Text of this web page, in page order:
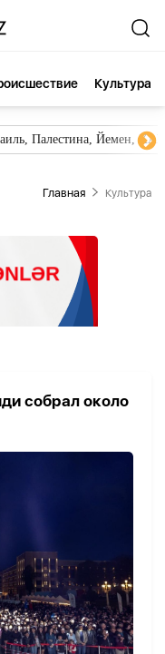
Культура
Палестина, Йемен,
Главная Культура
собрал около